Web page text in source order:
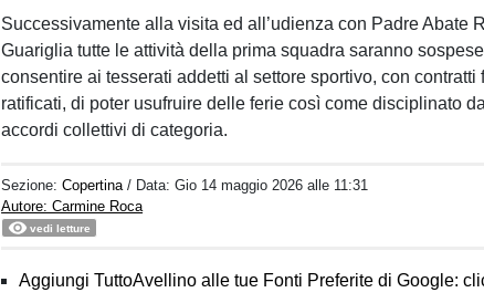
Successivamente alla visita ed all’udienza con Padre Abate
Guariglia tutte le attività della prima squadra saranno
consentire ai tesserati addetti al settore sportivo, con contratti
ratificati, di poter usufruire delle ferie così come disciplinato
accordi collettivi di categoria.
Sezione:Copertina / Data:Gio 14 maggio 2026 alle 11:31
Autore: Carmine Roca
vedi letture
Aggiungi TuttoAvellino alle tue Fonti Preferite di Google: